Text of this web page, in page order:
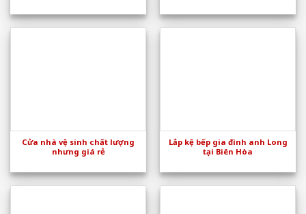
Cửa nhà vệ sinh chất lượng
nhưng giá rẻ
Lắp kệ bếp gia đình anh Long
tại Biên Hòa